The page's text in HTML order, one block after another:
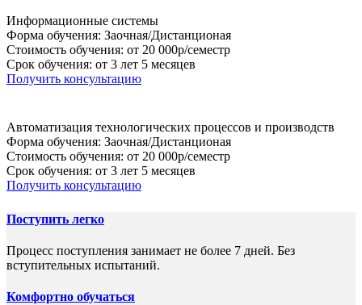
Информационные системы
Форма обучения: Заочная/Дистанционая
Стоимость обучения: от 20 000р/семестр
Срок обучения: от 3 лет 5 месяцев
Получить консультацию
Автоматизация технологических процессов и производств
Форма обучения: Заочная/Дистанционая
Стоимость обучения: от 20 000р/семестр
Срок обучения: от 3 лет 5 месяцев
Получить консультацию
Поступить легко
Процесс поступления занимает не более 7 дней. Без
вступительных испытаний.
Комфортно обучаться